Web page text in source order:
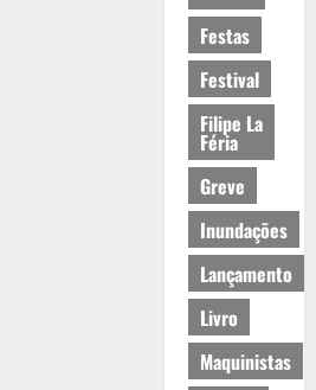
Festas
Festival
Filipe La
Féria
Greve
Inundações
Lançamento
Livro
Maquinistas